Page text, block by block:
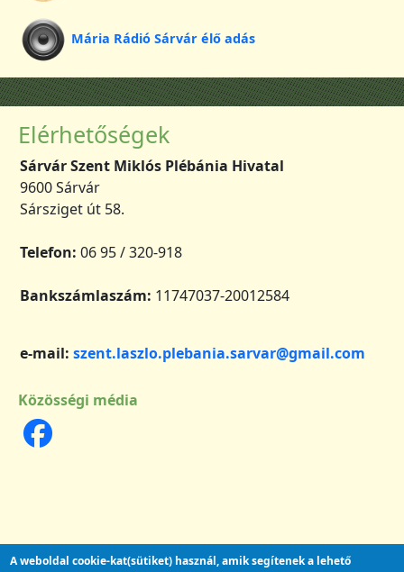
Mária Rádió Sárvár élő adás
Elérhetőségek
Sárvár Szent Miklós Plébánia Hivatal
9600 Sárvár
Sársziget út 58.
Telefon: 06 95 / 320-918
Bankszámlaszám: 11747037-20012584
e-mail: szent.laszlo.plebania.sarvar@gmail.com
Közösségi média
A weboldal cookie-kat(sütiket) használ, amik segítenek a lehető